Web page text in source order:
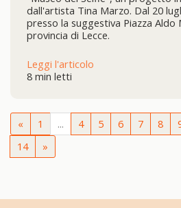
dall'artista Tina Marzo. Dal 20
presso la suggestiva Piazza Aldo
provincia di Lecce.
Leggi l'articolo
8 min letti
« 1 ... 4 5 6 7 8
14
»